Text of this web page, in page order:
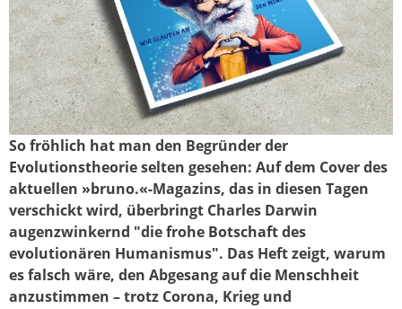
bruno2023_meldungsbild.jpg
So fröhlich hat man den Begründer der
Evolutionstheorie selten gesehen: Auf dem Cover des
aktuellen »bruno.«-Magazins, das in diesen Tagen
verschickt wird, überbringt Charles Darwin
augenzwinkernd "die frohe Botschaft des
evolutionären Humanismus". Das Heft zeigt, warum
es falsch wäre, den Abgesang auf die Menschheit
anzustimmen – trotz Corona, Krieg und